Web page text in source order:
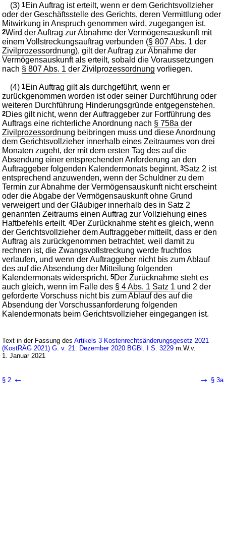
(3)1Ein Auftrag ist erteilt, wenn er dem Gerichtsvollzieher
oder der Geschäftsstelle des Gerichts, deren Vermittlung oder
Mitwirkung in Anspruch genommen wird, zugegangen ist.
2Wird der Auftrag zur Abnahme der Vermögensauskunft mit
einem Vollstreckungsauftrag verbunden (§ 807 Abs. 1 der
Zivilprozessordnung), gilt der Auftrag zur Abnahme der
Vermögensauskunft als erteilt, sobald die Voraussetzungen
nach § 807 Abs. 1 der Zivilprozessordnung vorliegen.
(4)1Ein Auftrag gilt als durchgeführt, wenn er
zurückgenommen worden ist oder seiner Durchführung oder
weiteren Durchführung Hinderungsgründe entgegenstehen.
2Dies gilt nicht, wenn der Auftraggeber zur Fortführung des
Auftrags eine richterliche Anordnung nach § 758a der
Zivilprozessordnung beibringen muss und diese Anordnung
dem Gerichtsvollzieher innerhalb eines Zeitraumes von drei
Monaten zugeht, der mit dem ersten Tag des auf die
Absendung einer entsprechenden Anforderung an den
Auftraggeber folgenden Kalendermonats beginnt.3Satz 2 ist
entsprechend anzuwenden, wenn der Schuldner zu dem
Termin zur Abnahme der Vermögensauskunft nicht erscheint
oder die Abgabe der Vermögensauskunft ohne Grund
verweigert und der Gläubiger innerhalb des in Satz 2
genannten Zeitraums einen Auftrag zur Vollziehung eines
Haftbefehls erteilt.4Der Zurücknahme steht es gleich, wenn
der Gerichtsvollzieher dem Auftraggeber mitteilt, dass er den
Auftrag als zurückgenommen betrachtet, weil damit zu
rechnen ist, die Zwangsvollstreckung werde fruchtlos
verlaufen, und wenn der Auftraggeber nicht bis zum Ablauf
des auf die Absendung der Mitteilung folgenden
Kalendermonats widerspricht.5Der Zurücknahme steht es
auch gleich, wenn im Falle des § 4 Abs. 1 Satz 1 und 2 der
geforderte Vorschuss nicht bis zum Ablauf des auf die
Absendung der Vorschussanforderung folgenden
Kalendermonats beim Gerichtsvollzieher eingegangen ist.
Text in der Fassung desArtikels 3 Kostenrechtsänderungsgesetz 2021
(KostRÄG 2021) G. v. 21. Dezember 2020 BGBl. I S. 3229 m.W.v.
1. Januar 2021
§ 2 ← → § 3a